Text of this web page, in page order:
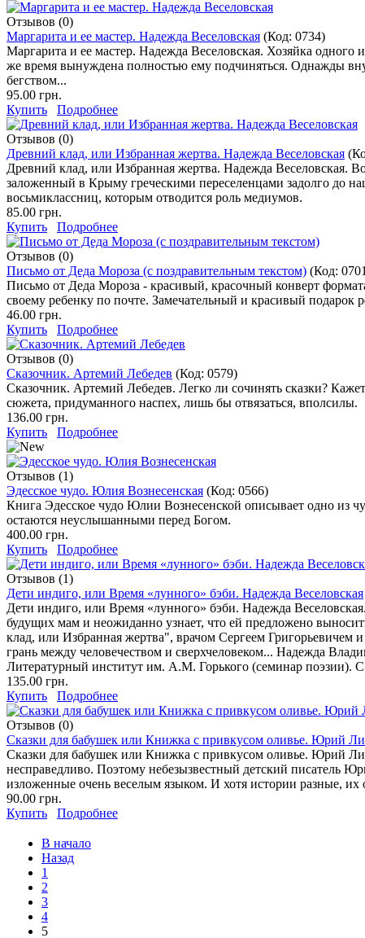
Отзывов (0)
Маргарита и ее мастер. Надежда Веселовская (Код: 0734)
Маргарита и ее мастер. Надежда Веселовская. Хозяйка одного
же время вынуждена полностью ему подчиняться. Однажды
бегством...
95.00 грн.
Купить
Подробнее
Отзывов (0)
Древний клад, или Избранная жертва. Надежда Веселовская
Древний клад, или Избранная жертва. Надежда Веселовская.
заложенный в Крыму греческими переселенцами задолго до
восьмиклассниц, которым отводится роль медиумов.
85.00 грн.
Купить
Подробнее
Отзывов (0)
Письмо от Деда Мороза (с поздравительным текстом) (Код: 0701
Письмо от Деда Мороза - красивый, красочный конверт
своему ребенку по почте. Замечательный и красивый подарок
46.00 грн.
Купить
Подробнее
Отзывов (0)
Сказочник. Артемий Лебедев (Код: 0579)
Сказочник. Артемий Лебедев. Легко ли сочинять сказки?
сюжета, придуманного наспех, лишь бы отвязаться, вполсилы.
136.00 грн.
Купить
Подробнее
Отзывов (1)
Эдесское чудо. Юлия Вознесенская (Код: 0566)
Книга Эдесское чудо Юлии Вознесенской описывает одно из
остаются неуслышанными перед Богом.
400.00 грн.
Купить
Подробнее
Отзывов (1)
Дети индиго, или Время «лунного» бэби. Надежда Веселовская
Дети индиго, или Время «лунного» бэби. Надежда
будущих мам и неожиданно узнает, что ей предложено
клад, или Избранная жертва", врачом Сергеем Григорьевичем
грань между человечеством и сверхчеловеком... Надежда
Литературный институт им. А.М. Горького (семинар поэзии). С
135.00 грн.
Купить
Подробнее
Отзывов (0)
Сказки для бабушек или Книжка с привкусом оливье. Юрий
Сказки для бабушек или Книжка с привкусом оливье. Юрий
несправедливо. Поэтому небезызвестный детский писатель
изложенные очень веселым языком. И хотя истории разные,
90.00 грн.
Купить
Подробнее
В начало
Назад
1
2
3
4
5